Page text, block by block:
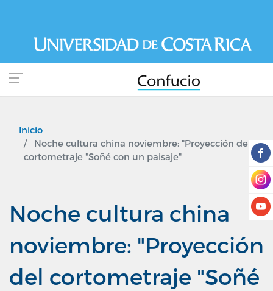
contenido
principal
Inicio
Noche cultura china noviembre: "Proyección del
cortometraje "Soñé con un paisaje"
Noche cultura china
noviembre: "Proyección
del cortometraje "Soñé